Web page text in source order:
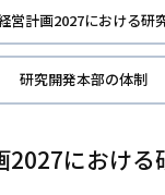
営計画2027における研
研究開発本部の体制
2027における